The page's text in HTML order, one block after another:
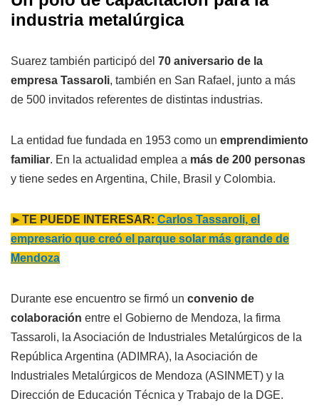
industria metalúrgica
Suarez también participó del 70 aniversario de la
empresa Tassaroli, también en San Rafael, junto a más
de 500 invitados referentes de distintas industrias.
La entidad fue fundada en 1953 como un emprendimiento
familiar. En la actualidad emplea a más de 200 personas
y tiene sedes en Argentina, Chile, Brasil y Colombia.
►TE PUEDE INTERESAR: Carlos Tassaroli, el
empresario que creó el parque solar más grande de
Mendoza
Durante ese encuentro se firmó un convenio de
colaboración entre el Gobierno de Mendoza, la firma
Tassaroli, la Asociación de Industriales Metalúrgicos de la
República Argentina (ADIMRA), la Asociación de
Industriales Metalúrgicos de Mendoza (ASINMET) y la
Dirección de Educación Técnica y Trabajo de la DGE.